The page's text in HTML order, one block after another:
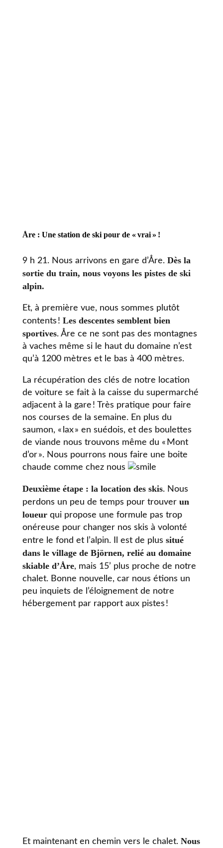
Åre : Une station de ski pour de«vrai» !
9 h 21. Nous arrivons en gare d’Åre. Dès la
sortie du train, nous voyons les pistes de ski
alpin.
Et, à première vue, nous sommes plutôt
contents ! Les descentes semblent bien
sportives. Åre ce ne sont pas des montagnes
à vaches même si le haut du domaine n’est
qu’à 1200 mètres et le bas à 400 mètres.
La récupération des clés de notre location
de voiture se fait à la caisse du supermarché
adjacent à la gare ! Très pratique pour faire
nos courses de la semaine. En plus du
saumon, « lax » en suédois, et des boulettes
de viande nous trouvons même du « Mont
d’or ». Nous pourrons nous faire une boite
chaude comme chez nous
Deuxième étape : la location des skis. Nous
perdons un peu de temps pour trouver un
loueurqui propose une formule pas trop
onéreuse pour changer nos skis à volonté
entre le fond et l’alpin. Il est de plus situé
dans le village de Björnen, relié au domaine
skiable d’Åre, mais 15’ plus proche de notre
chalet. Bonne nouvelle, car nous étions un
peu inquiets de l’éloignement de notre
hébergement par rapport aux pistes !
Et maintenant en chemin vers le chalet. Nous